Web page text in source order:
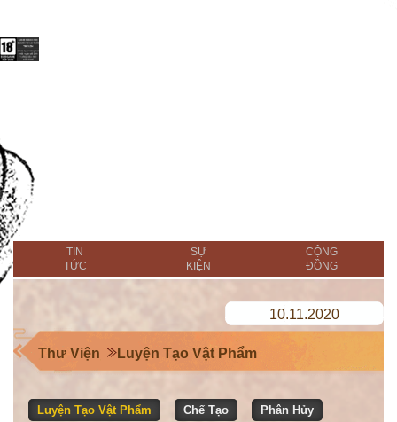
TIN
TỨC
SỰ
KIỆN
CỘNG
ĐỒNG
Thư Viện Luyện Tạo Vật Phẩm
10.11.2020
Luyện Tạo Vật Phẩm Chế Tạo Phân Hủy